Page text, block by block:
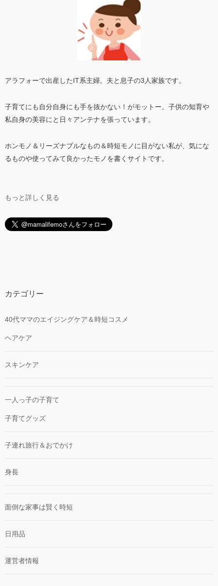
アラフォーで出産したIT系主婦。夫と息子の3人家族です。
子育てにも自分自身にも手を抜かない！がモットー。子供の知育や
私自身の美容にと日々アンテナを張っています。
ホンモノ＆リーズナブルなもの＆時短モノに目がない私が、気にな
るものや使ってみて良かったモノを書くサイトです。
もっと詳しく見る
カテゴリー
40代ママのエイジングケア＆時短コスメ
ヘアケア
スキンケア
一人っ子の子育て
子育てグッズ
子連れ旅行＆おでかけ
身長
面倒な家事は賢く時短
日用品
運営者情報